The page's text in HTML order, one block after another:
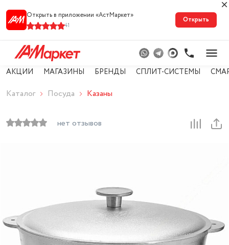
Открыть в приложении «АстМарке‪т‬»
41
Открыть
АКЦИИ МАГАЗИНЫ БРЕНДЫ СПЛИТ-СИСТЕМЫ
Каталог Посуда Казаны
нет отзывов